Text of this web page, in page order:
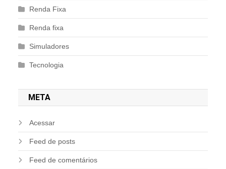
Renda Fixa
Renda fixa
Simuladores
Tecnologia
META
Acessar
Feed de posts
Feed de comentários